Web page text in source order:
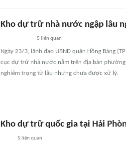
Kho dự trữ nhà nước ngập lâu
5 liên quan
Ngày 23/3, lãnh đạo UBND quận Hồng Bàng
cục dự trữ nhà nước nằm trên địa bàn
nghiêm trọng từ lâu nhưng chưa được xử lý.
Kho dự trữ quốc gia tại Hải
5 liên quan